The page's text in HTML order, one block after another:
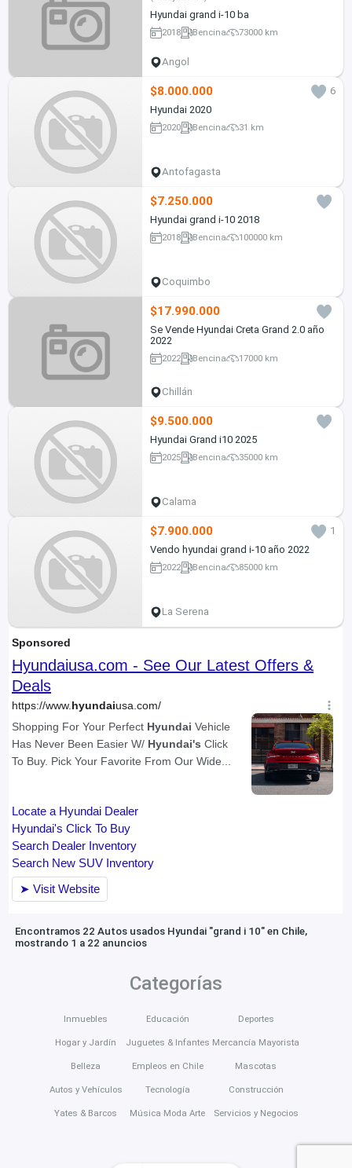
Hyundai grand i-10 ba
2018 Bencina 73000 km
Angol
$8.000.000
6
Hyundai 2020
2020 Bencina 31 km
Antofagasta
$7.250.000
Hyundai grand i-10 2018
2018 Bencina 100000 km
Coquimbo
$17.990.000
Se Vende Hyundai Creta Grand 2.0 año
2022
2022 Bencina 17000 km
Chillán
$9.500.000
Hyundai Grand i10 2025
2025 Bencina 35000 km
Calama
$7.900.000
1
Vendo hyundai grand i-10 año 2022
2022 Bencina 85000 km
La Serena
Encontramos 22 Autos usados Hyundai "grand i 10" en Chile,
mostrando 1 a 22 anuncios
Categorías
Inmuebles
Hogar y Jardín
Belleza
Autos y Vehículos
Yates & Barcos
Educación
Juguetes & Infantes
Empleos en Chile
Tecnología
Música Moda Arte
Deportes
Mercancía Mayorista
Mascotas
Construcción
Servicios y Negocios